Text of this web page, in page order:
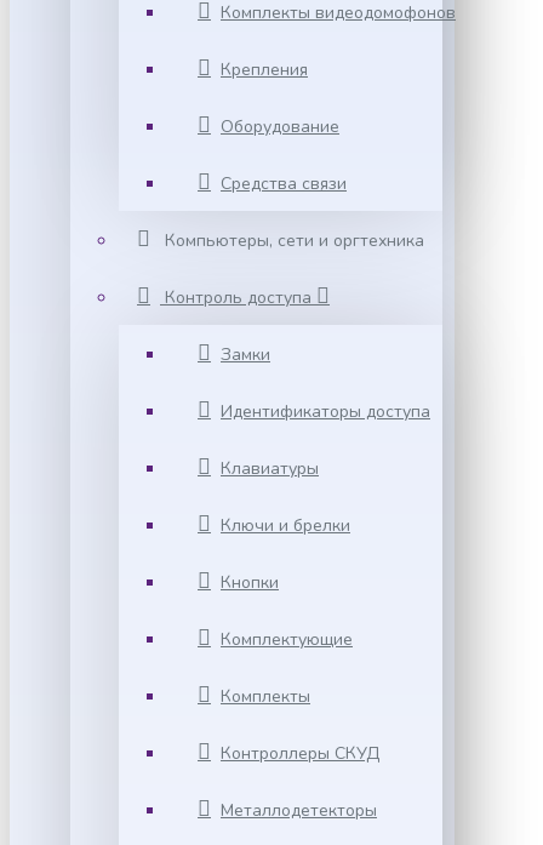
Комплекты видеодомофонов
Крепления
Оборудование
Средства связи
Компьютеры, сети и оргтехника
Контроль доступа
Замки
Идентификаторы доступа
Клавиатуры
Ключи и брелки
Кнопки
Комплектующие
Комплекты
Контроллеры СКУД
Металлодетекторы